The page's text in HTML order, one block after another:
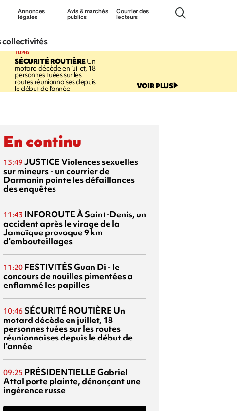
Annonces
légales
Avis & marchés
publics
Courrier des
lecteurs
collectivités
10:46
SÉCURITÉ ROUTIÈREUn
motard décède en juillet, 18
personnes tuées sur les
routes réunionnaises depuis
le début de l'année VOIR PLUS
En continu
13:49 JUSTICEViolences sexuelles
sur mineurs - un courrier de
Darmanin pointe les défaillances
des enquêtes
11:43 INFOROUTEÀ Saint-Denis, un
accident après le virage de la
Jamaïque provoque 9 km
d'embouteillages
11:20 FESTIVITÉSGuan Di - le
concours de nouilles pimentées a
enflammé les papilles
10:46 SÉCURITÉ ROUTIÈRE Un
motard décède en juillet, 18
personnes tuées sur les routes
réunionnaises depuis le début de
l'année
09:25 PRÉSIDENTIELLEGabriel
Attal porte plainte, dénonçant une
ingérence russe